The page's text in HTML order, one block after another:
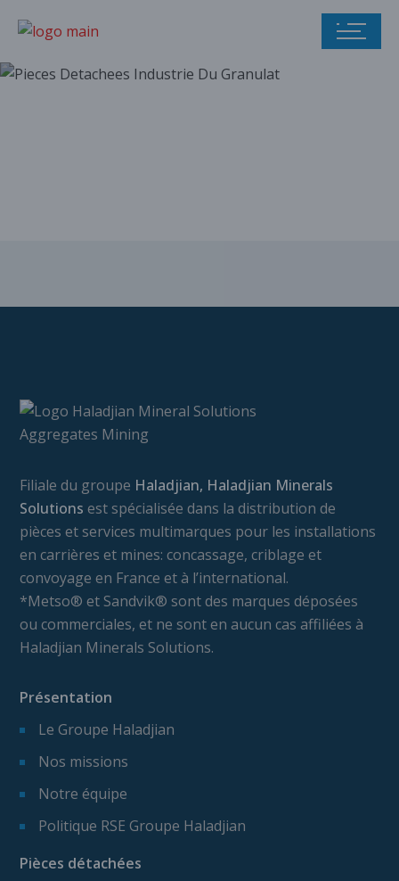
Filiale du groupe Haladjian, Haladjian Minerals
Solutions est spécialisée dans la distribution de
pièces et services multimarques pour les installations
en carrières et mines: concassage, criblage et
convoyage en France et à l’international.
*Metso® et Sandvik® sont des marques déposées
ou commerciales, et ne sont en aucun cas affiliées à
Haladjian Minerals Solutions.
Présentation
Le Groupe Haladjian
Nos missions
Notre équipe
Politique RSE Groupe Haladjian
Pièces détachées